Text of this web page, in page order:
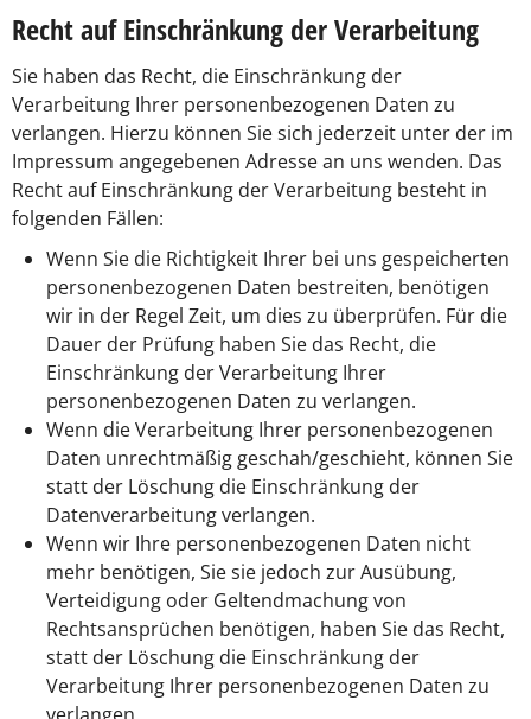
Recht auf Einschränkung der Verarbeitung
Sie haben das Recht, die Einschränkung der
Verarbeitung Ihrer personenbezogenen Daten zu
verlangen. Hierzu können Sie sich jederzeit unter der im
Impressum angegebenen Adresse an uns wenden. Das
Recht auf Einschränkung der Verarbeitung besteht in
folgenden Fällen:
Wenn Sie die Richtigkeit Ihrer bei uns gespeicherten
personenbezogenen Daten bestreiten, benötigen
wir in der Regel Zeit, um dies zu überprüfen. Für die
Dauer der Prüfung haben Sie das Recht, die
Einschränkung der Verarbeitung Ihrer
personenbezogenen Daten zu verlangen.
Wenn die Verarbeitung Ihrer personenbezogenen
Daten unrechtmäßig geschah/geschieht, können Sie
statt der Löschung die Einschränkung der
Datenverarbeitung verlangen.
Wenn wir Ihre personenbezogenen Daten nicht
mehr benötigen, Sie sie jedoch zur Ausübung,
Verteidigung oder Geltendmachung von
Rechtsansprüchen benötigen, haben Sie das Recht,
statt der Löschung die Einschränkung der
Verarbeitung Ihrer personenbezogenen Daten zu